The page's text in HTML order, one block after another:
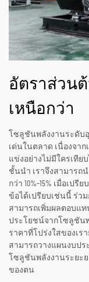
อัตราส่วน
เหนือกว่า
โซลูชันพลังงานระดับ
เด่นในตลาด เนื่องจา
แข่งอย่างไม่มีใครเทีย
ชั้นนำ เราจึงสามารถ
กว่า 10%–15% เมื่อเป
ข้อได้เปรียบเช่นนี้ ร่ว
สามารถเพิ่มผลตอบแท
ประโยชน์จากโซลูชัน
ราคาที่โปร่งใสของเร
สามารถวางแผนงบป
โซลูชันพลังงานระยะ
ของตน